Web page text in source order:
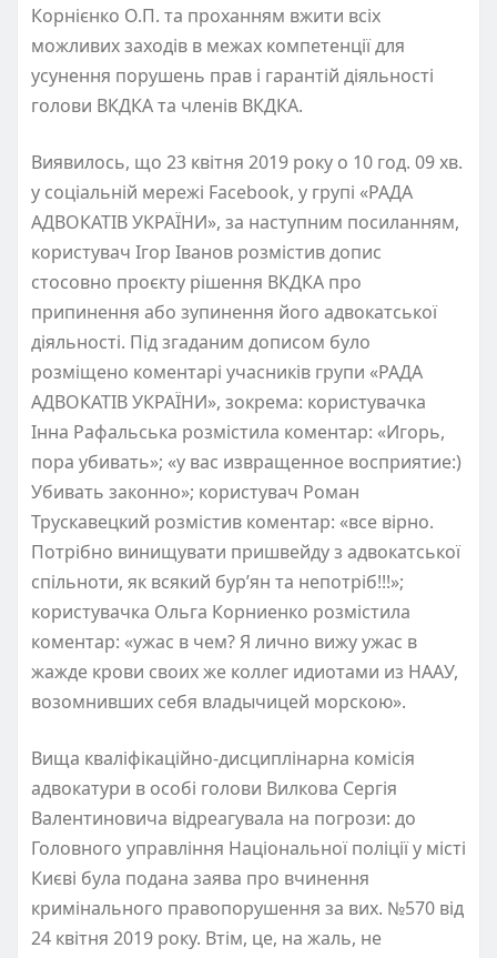
Корнієнко О.П. та проханням вжити всіх
можливих заходів в межах компетенції для
усунення порушень прав і гарантій діяльності
голови ВКДКА та членів ВКДКА.
Виявилось, що 23 квітня 2019 року о 10 год. 09 хв.
у соціальній мережі Facebook, у групі «РАДА
АДВОКАТІВ УКРАЇНИ», за наступним посиланням,
користувач Ігор Іванов розмістив допис
стосовно проєкту рішення ВКДКА про
припинення або зупинення його адвокатської
діяльності. Під згаданим дописом було
розміщено коментарі учасників групи «РАДА
АДВОКАТІВ УКРАЇНИ», зокрема: користувачка
Інна Рафальська розмістила коментар: «Игорь,
пора убивать»; «у вас извращенное восприятие:)
Убивать законно»; користувач Роман
Трускавецкий розмістив коментар: «все вірно.
Потрібно винищувати пришвейду з адвокатської
спільноти, як всякий бур’ян та непотріб!!!»;
користувачка Ольга Корниенко розмістила
коментар: «ужас в чем? Я лично вижу ужас в
жажде крови своих же коллег идиотами из НААУ,
возомнивших себя владычицей морскою».
Вища кваліфікаційно-дисциплінарна комісія
адвокатури в особі голови Вилкова Сергія
Валентиновича відреагувала на погрози: до
Головного управління Національної поліції у місті
Києві була подана заява про вчинення
кримінального правопорушення за вих. №570 від
24 квітня 2019 року. Втім, це, на жаль, не